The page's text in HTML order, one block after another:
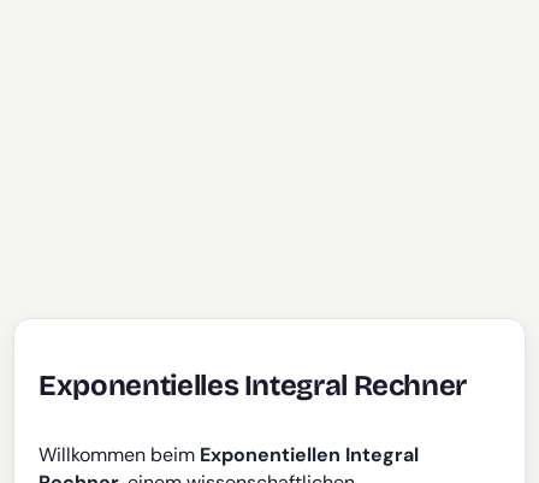
Exponentielles Integral Rechner
Willkommen beim Exponentiellen Integral